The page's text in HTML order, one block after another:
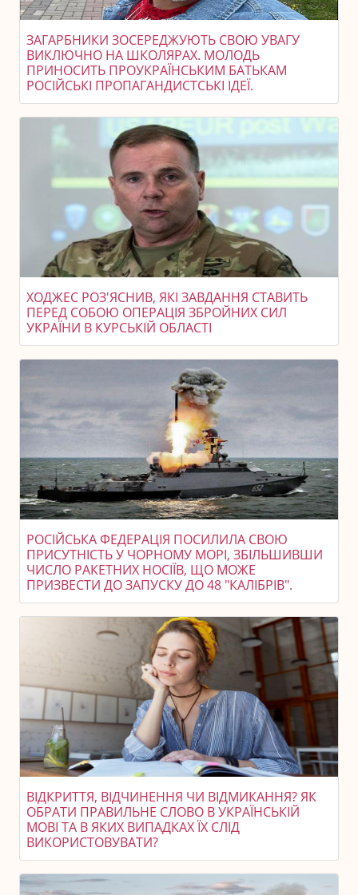
ЗАГАРБНИКИ ЗОСЕРЕДЖУЮТЬ СВОЮ УВАГУ
ВИКЛЮЧНО НА ШКОЛЯРАХ. МОЛОДЬ
ПРИНОСИТЬ ПРОУКРАЇНСЬКИМ БАТЬКАМ
РОСІЙСЬКІ ПРОПАГАНДИСТСЬКІ ІДЕЇ.
ХОДЖЕС РОЗ'ЯСНИВ, ЯКІ ЗАВДАННЯ СТАВИТЬ
ПЕРЕД СОБОЮ ОПЕРАЦІЯ ЗБРОЙНИХ СИЛ
УКРАЇНИ В КУРСЬКІЙ ОБЛАСТІ
РОСІЙСЬКА ФЕДЕРАЦІЯ ПОСИЛИЛА СВОЮ
ПРИСУТНІСТЬ У ЧОРНОМУ МОРІ, ЗБІЛЬШИВШИ
ЧИСЛО РАКЕТНИХ НОСІЇВ, ЩО МОЖЕ
ПРИЗВЕСТИ ДО ЗАПУСКУ ДО 48 "КАЛІБРІВ".
ВІДКРИТТЯ, ВІДЧИНЕННЯ ЧИ ВІДМИКАННЯ? ЯК
ОБРАТИ ПРАВИЛЬНЕ СЛОВО В УКРАЇНСЬКІЙ
МОВІ ТА В ЯКИХ ВИПАДКАХ ЇХ СЛІД
ВИКОРИСТОВУВАТИ?